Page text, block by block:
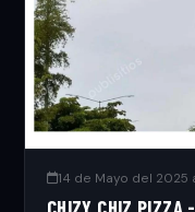
14 de Mayo del 2025